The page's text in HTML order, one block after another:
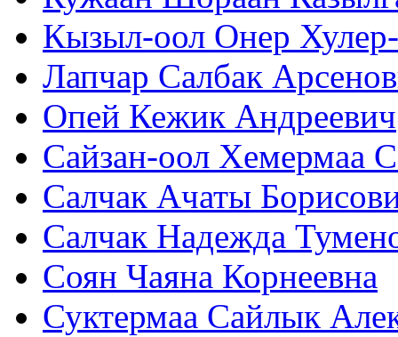
Кызыл-оол Онер
Лапчар Салбак
Опей Кежик Андреевич
Сайзан-оол Хемермаа
Салчак Ачаты
Салчак Надежда
Соян Чаяна Корнеевна
Суктермаа Сайлык